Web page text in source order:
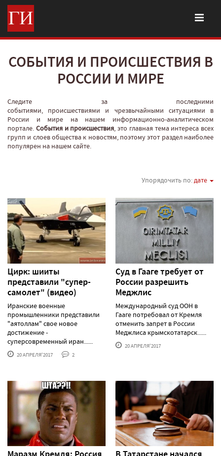
СОБЫТИЯ И ПРОИСШЕСТВИЯ В
РОССИИ И МИРЕ
Следите за последними
событиями, происшествиями и чрезвычайными ситуациями в
России и мире на нашем информационно-аналитическом
портале. События и происшествия, это главная тема интереса всех
групп и слоев общества к новостям, поэтому этот раздел наиболее
популярен на нашем сайте.
Упорядочить по:дате
Цирк: шииты
представили "супер-
самолет" (видео)
Иранские военные
промышленники представили
"аятоллам" свое новое
достижение -
суперсовременный иран......
20 АПРЕЛЯ'2017 2
Суд в Гааге требует от
России разрешить
Меджлис
Международный суд ООН в
Гааге потребовал от Кремля
отменить запрет в России
Меджлиса крымскотатарск......
20 АПРЕЛЯ'2017